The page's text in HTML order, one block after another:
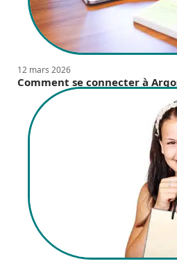
12 mars 2026
Comment se connecter à